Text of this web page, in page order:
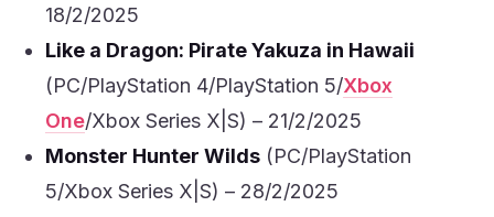
18/2/2025
Like a Dragon: Pirate Yakuza in Hawaii
(PC/PlayStation 4/PlayStation 5/Xbox
One/Xbox Series X|S) – 21/2/2025
Monster Hunter Wilds (PC/PlayStation
5/Xbox Series X|S) – 28/2/2025